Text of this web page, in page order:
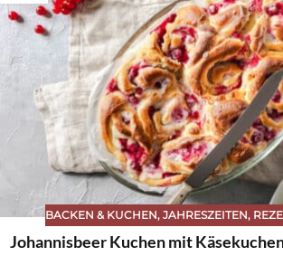
BACKEN & KUCHEN, JAHRESZEITEN,
Johannisbeer Kuchen mit